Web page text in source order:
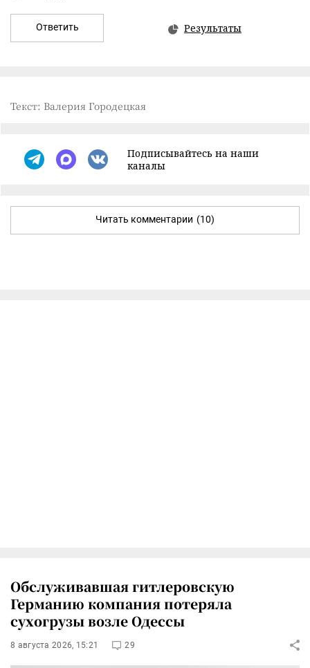
Ответить Результаты
Текст: Валерия Городецкая
Подписывайтесь на наши
каналы
Читать комментарии (10)
Обслуживавшая гитлеровскую
Германию компания потеряла
сухогрузы возле Одессы
8 августа 2026, 15:21 29